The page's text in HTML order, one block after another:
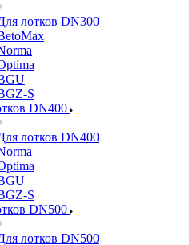
лотков DN300
S
DN400
лотков DN400
S
DN500
лотков DN500